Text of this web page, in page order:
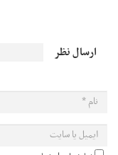
ارسال نظر